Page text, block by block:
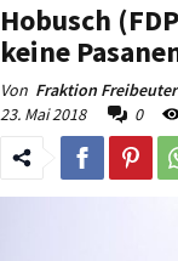
Hobusch
keine
Von Fraktion
23. Mai 2018
0